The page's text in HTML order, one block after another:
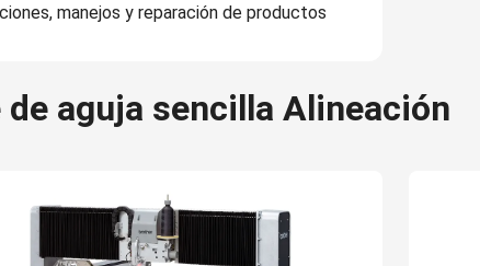
manejos y reparación de productos
de aguja sencilla Alineación